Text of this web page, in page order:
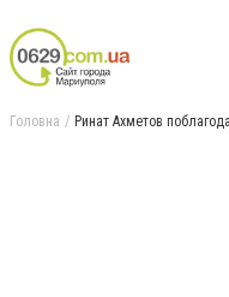
Головна Ринат Ахметов